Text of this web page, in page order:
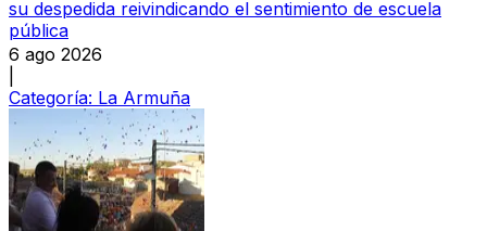
su despedida reivindicando el sentimiento de escuela
pública
6 ago 2026
Categoría: La Armuña